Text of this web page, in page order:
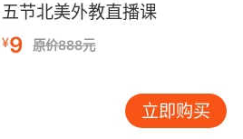
五节北美外教直播课
¥9 原价888元
立即购买